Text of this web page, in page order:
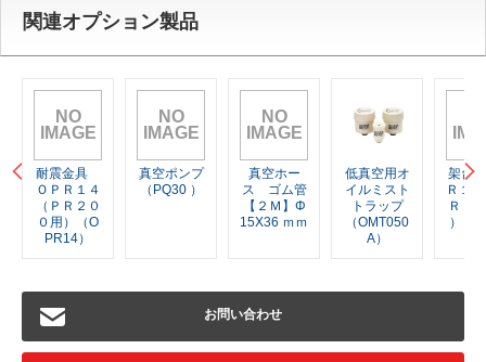
関連オプション製品
NO
IMAGE
耐震金具
ＯＰＲ１４
（ＰＲ２０
０用）（O
PR14）
NO
IMAGE
真空ポンプ
（PQ30 ）
NO
IMAGE
真空ホー
ス ゴム管
【２Ｍ】Φ
15X36 ｍｍ
低真空用オ
イルミスト
トラップ
（OMT050
A）
架台
Ｒ１
Ｒ２
）（
お問い合わせ